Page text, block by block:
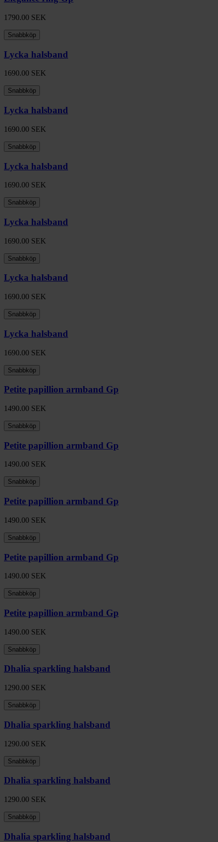
1790.00 SEK
Snabbköp
Lycka halsband
1690.00 SEK
Snabbköp
Lycka halsband
1690.00 SEK
Snabbköp
Lycka halsband
1690.00 SEK
Snabbköp
Lycka halsband
1690.00 SEK
Snabbköp
Lycka halsband
1690.00 SEK
Snabbköp
Lycka halsband
1690.00 SEK
Snabbköp
Petite papillion armband Gp
1490.00 SEK
Snabbköp
Petite papillion armband Gp
1490.00 SEK
Snabbköp
Petite papillion armband Gp
1490.00 SEK
Snabbköp
Petite papillion armband Gp
1490.00 SEK
Snabbköp
Petite papillion armband Gp
1490.00 SEK
Snabbköp
Dhalia sparkling halsband
1290.00 SEK
Snabbköp
Dhalia sparkling halsband
1290.00 SEK
Snabbköp
Dhalia sparkling halsband
1290.00 SEK
Snabbköp
Dhalia sparkling halsband